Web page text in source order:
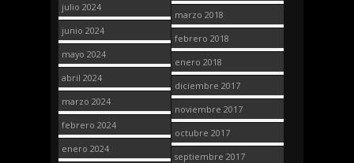
julio 2024
junio 2024
mayo 2024
abril 2024
marzo 2024
febrero 2024
enero 2024
marzo 2018
febrero 2018
enero 2018
diciembre 2017
noviembre 2017
octubre 2017
septiembre 2017